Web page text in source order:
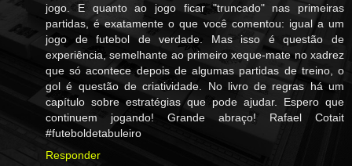
jogo. E quanto ao jogo ficar "truncado" nas primeiras
partidas, é exatamente o que você comentou: igual a um
jogo de futebol de verdade. Mas isso é questão de
experiência, semelhante ao primeiro xeque-mate no xadrez
que só acontece depois de algumas partidas de treino, o
gol é questão de criatividade. No livro de regras há um
capítulo sobre estratégias que pode ajudar. Espero que
continuem jogando! Grande abraço! Rafael Cotait
#futeboldetabuleiro
Responder